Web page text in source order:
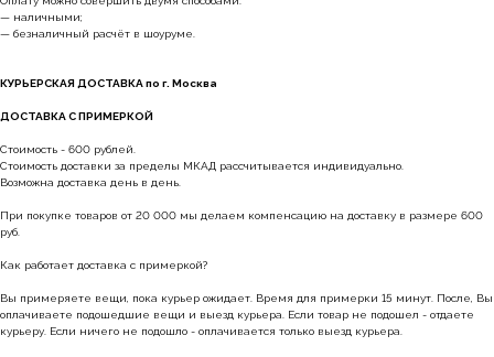
— наличными;
— безналичный расчёт в шоуруме.
КУРЬЕРСКАЯ ДОСТАВКА по г. Москва
ДОСТАВКА С ПРИМЕРКОЙ
Стоимость - 600 рублей.
Стоимость доставки за пределы МКАД рассчитывается индивидуально.
Возможна доставка день в день.
При покупке товаров от 20 000 мы делаем компенсацию на доставку в размере 600
руб.
Как работает доставка с примеркой?
Вы примеряете вещи, пока курьер ожидает. Время для примерки 15 минут. После, Вы
оплачиваете подошедшие вещи и выезд курьера. Если товар не подошел - отдаете
курьеру. Если ничего не подошло - оплачивается только выезд курьера.
Наши магазины
МОСКВА
Петровка 20/1, подъезд 3
без выходных
КАК НАС НАЙТИ
Уточнить наличие в наших магазинах можно